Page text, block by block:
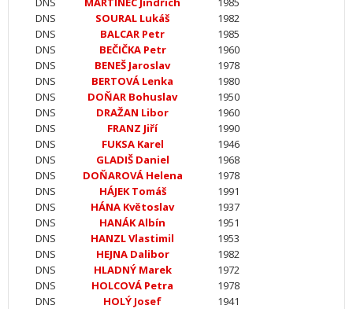
DNS
SOURAL Lukáš
1982
DNS
BALCAR Petr
1985
DNS
BEČIČKA Petr
1960
DNS
BENEŠ Jaroslav
1978
DNS
BERTOVÁ Lenka
1980
DNS
DOŇAR Bohuslav
1950
DNS
DRAŽAN Libor
1960
DNS
FRANZ Jiří
1990
DNS
FUKSA Karel
1946
DNS
GLADIŠ Daniel
1968
DNS
DOŇAROVÁ Helena
1978
DNS
HÁJEK Tomáš
1991
DNS
HÁNA Květoslav
1937
DNS
HANÁK Albín
1951
DNS
HANZL Vlastimil
1953
DNS
HEJNA Dalibor
1982
DNS
HLADNÝ Marek
1972
DNS
HOLCOVÁ Petra
1978
DNS
HOLÝ Josef
1941